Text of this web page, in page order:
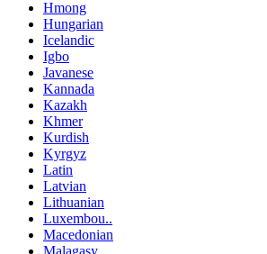
Hmong
Hungarian
Icelandic
Igbo
Javanese
Kannada
Kazakh
Khmer
Kurdish
Kyrgyz
Latin
Latvian
Lithuanian
Luxembou..
Macedonian